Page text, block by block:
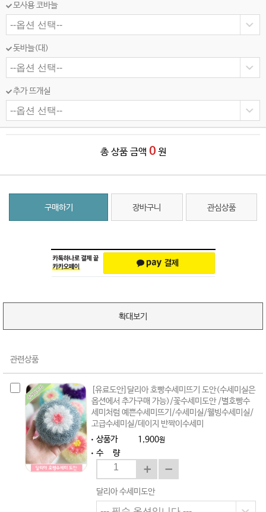
모사용 코바늘
돗바늘(대)
추가 뜨개실
총 상품 금액 0 원
구매하기 장바구니 관심상품
확대보기
관련상품
[유료도안]달리아 호빵수세미뜨기 도안(수세미실은
옵션에서 추가구매 가능)/꽃수세미도안 /별호빵수
세미처럼 예쁜수세미뜨기/수세미실/웰빙수세미실/
고급수세미실/데이지 반짝이수세미
상품가
1,900원
수 량
달리아 수세미도안